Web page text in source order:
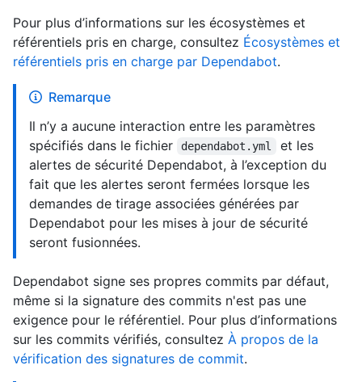
Pour plus d’informations sur les écosystèmes et
référentiels pris en charge, consultez Écosystèmes et
référentiels pris en charge par Dependabot.
Remarque
Il n’y a aucune interaction entre les paramètres
spécifiés dans le fichier
dependabot.yml
et les
alertes de sécurité Dependabot, à l’exception du
fait que les alertes seront fermées lorsque les
demandes de tirage associées générées par
Dependabot pour les mises à jour de sécurité
seront fusionnées.
Dependabot signe ses propres commits par défaut,
même si la signature des commits n'est pas une
exigence pour le référentiel. Pour plus d’informations
sur les commits vérifiés, consultez À propos de la
vérification des signatures de commit.